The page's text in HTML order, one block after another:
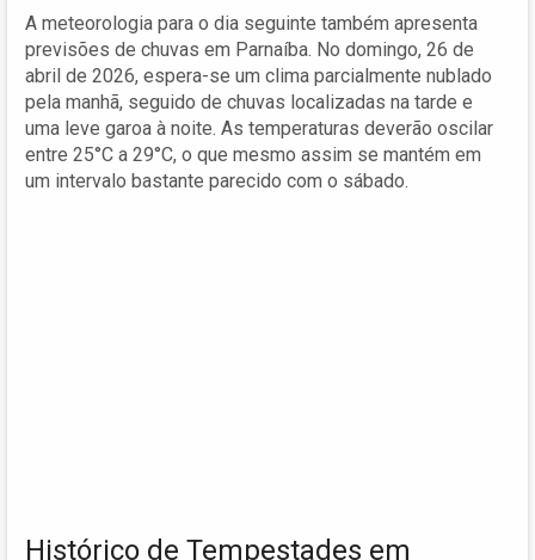
A meteorologia para o dia seguinte também apresenta
previsões de chuvas em Parnaíba. No domingo, 26 de
abril de 2026, espera-se um clima parcialmente nublado
pela manhã, seguido de chuvas localizadas na tarde e
uma leve garoa à noite. As temperaturas deverão oscilar
entre 25°C a 29°C, o que mesmo assim se mantém em
um intervalo bastante parecido com o sábado.
Histórico de Tempestades em